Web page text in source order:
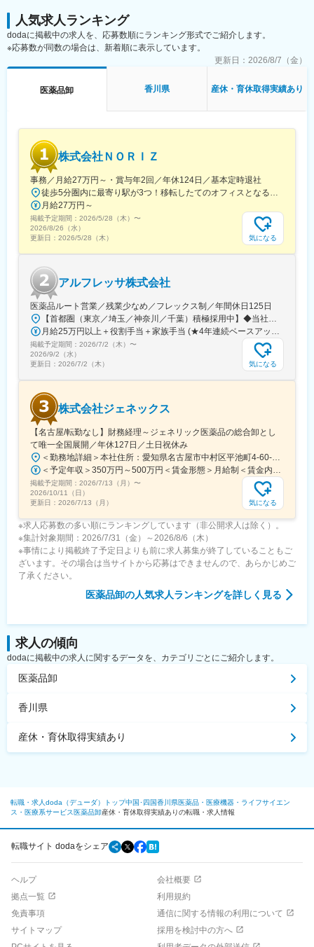
人気求人ランキング
dodaに掲載中の求人を、応募数順にランキング形式でご紹介します。
※応募数が同数の場合は、新着順に表示しています。
更新日： 2026/8/7（金）
医薬品卸 香川県 産休・育休取得実績あり
株式会社ＮＯＲＩＺ
事務／月給27万円～・賞与年2回／年休124日／基本定時退社
徒歩5分圏内に最寄り駅が3つ！移転したてのオフィスとなるため、新しくキレイなオフィスで働けます！★転勤なし東京都中央区銀座6-13-16 ヒューリック銀座ウォールビル3階新富町から徒歩3分※受動喫煙対策：屋内禁煙
月給27万円～
掲載予定期間： 2026/5/28（木） 〜
2026/8/26（水）
更新日： 2026/5/28（木） 気になる
アルフレッサ株式会社
医薬品ルート営業／残業少なめ／フレックス制／年間休日125日
【首都圏（東京／埼玉／神奈川／千葉）積極採用中】◆当社が展開する【北海道／関東／首都圏／中部／近畿／九州】の各事業所へご希望を考慮した上で配属となります。【北海道】北海道【関東】栃木／群馬／茨城／長野／山梨／新潟【首都圏】東京／埼玉／神奈川／千葉★積極採用エリア【中部】静岡／愛知／三重／岐阜【近畿】滋賀／兵庫／大阪／京都／奈良／和歌山【九州】福岡／長崎／熊本／大分／宮崎／鹿児島各事業所の詳細については、弊社HPよりご確認ください※「企業情報」→「拠点」よりご確認いただけます。屋内禁煙(※喫煙室あり※禁煙タイムあり※喫煙室での就労はありません)
月給25万円以上＋役割手当＋家族手当 (★4年連続ベースアップ実施！)※時間外手当別途支給※年齢、経験、能力を考慮の上、優遇します
掲載予定期間： 2026/7/2（木） 〜
2026/9/2（水）
更新日： 2026/7/2（木） 気になる
株式会社ジェネックス
【名古屋/転勤なし】財務経理～ジェネリック医薬品の総合卸とし
て唯一全国展開／年休127日／土日祝休み
＜勤務地詳細＞本社住所：愛知県名古屋市中村区平池町4-60-12 グローバルゲート27F受動喫煙対策：敷地内喫煙可能場所あり変更の範囲：無
＜予定年収＞350万円～500万円＜賃金形態＞月給制＜賃金内訳＞月額（基本給）：250,000円～357,000円＜月給＞250,000円～357,000円＜昇給有無＞有＜残業手当＞有＜給与補足＞昇給：年１回（３月）賞与：年２回（6月、12月）※経験、スキルに応じて相談のうえ決定いたします※残業手当は別途支給30歳年収：350万円／月給25万円+賞与35歳年収：400万円／月給28.5万円+賞与賃金はあくまでも目安の金額であり、選考を通じて上下する可能性があります。月給(月額)は固定手当を含めた表記です。
掲載予定期間： 2026/7/13（月） 〜
2026/10/11（日）
更新日： 2026/7/13（月） 気になる
※求人応募数の多い順にランキングしています（非公開求人は除く）。
※集計対象期間：2026/7/31（金）～2026/8/6（木）
※事情により掲載終了予定日よりも前に求人募集が終了していることもご
ざいます。その場合は当サイトから応募はできませんので、あらかじめご
了承ください。
医薬品卸の人気求人ランキングを詳しく見る
求人の傾向
dodaに掲載中の求人に関するデータを、カテゴリごとにご紹介します。
医薬品卸
香川県
産休・育休取得実績あり
転職・求人doda（デューダ）トップ中国･四国香川県医薬品・医療機器・ライフサイエン
ス・医療系サービス 医薬品卸産休・育休取得実績ありの転職・求人情報
転職サイト dodaをシェア
ヘルプ
会社概要
拠点一覧
利用規約
免責事項
通信に関する情報の利用について
サイトマップ
採用を検討中の方へ